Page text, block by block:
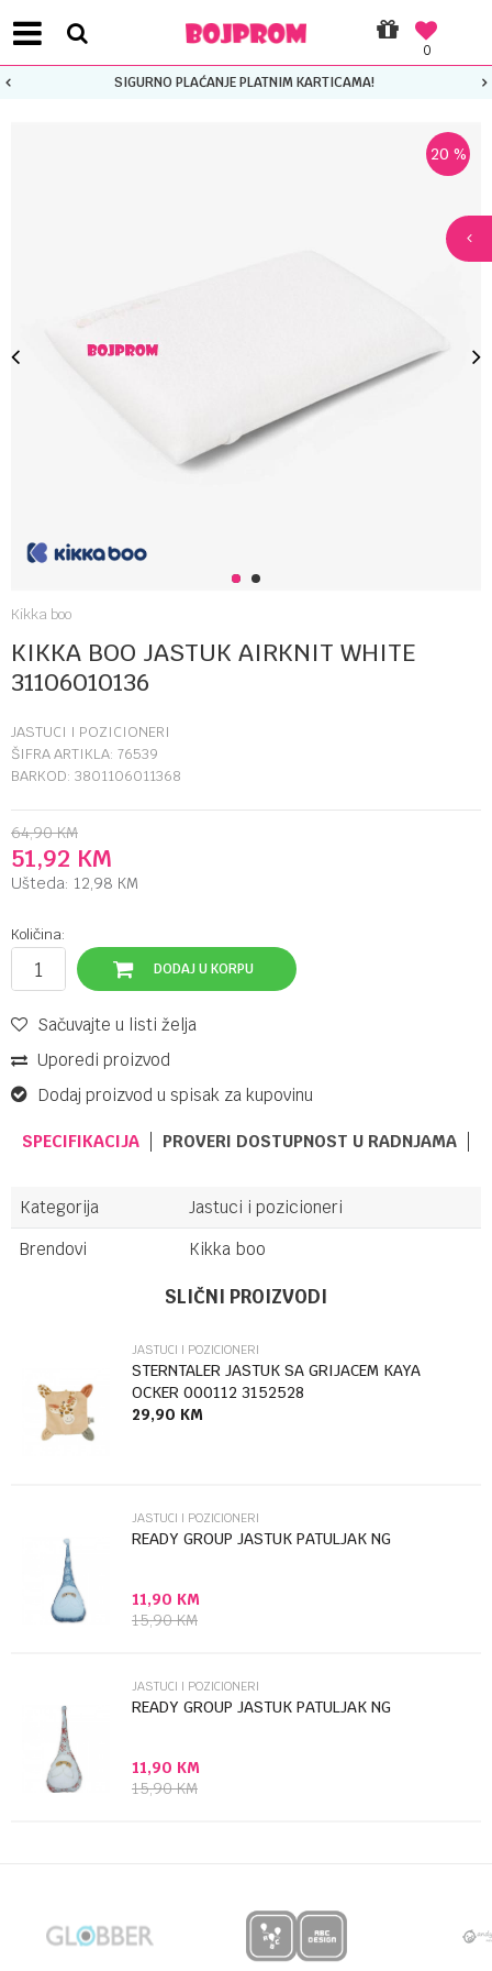
0
SIGURNO PLAĆANJE PLATNIM KARTICAMA!
1 2
20 %
Kikka boo
KIKKA BOO JASTUK AIRKNIT WHITE
31106010136
JASTUCI I POZICIONERI
ŠIFRA ARTIKLA: 76539
BARKOD: 3801106011368
64,90 KM
51,92 KM
Ušteda: 12,98 KM
Količina:
DODAJ U KORPU
Sačuvajte u listi želja
Uporedi proizvod
Dodaj proizvod u spisak za kupovinu
SPECIFIKACIJA PROVERI DOSTUPNOST U RADNJAMA
Kategorija
Jastuci i pozicioneri
Brendovi
Kikka boo
Poruka
Anti-spam zaštita - izračunajte koliko je 6 - 1 :
SLIČNI PROIZVODI
JASTUCI I POZICIONERI
STERNTALER JASTUK SA GRIJACEM KAYA
OCKER 000112 3152528
29,90 KM
JASTUCI I POZICIONERI
READY GROUP JASTUK PATULJAK NG
11,90 KM
15,90KM
JASTUCI I POZICIONERI
READY GROUP JASTUK PATULJAK NG
11,90 KM
15,90KM